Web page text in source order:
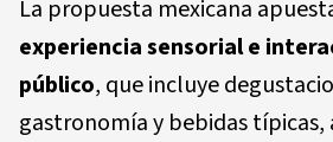
La propuesta mexicana
experiencia sensorial e
público, que incluye
gastronomía y bebidas típicas,